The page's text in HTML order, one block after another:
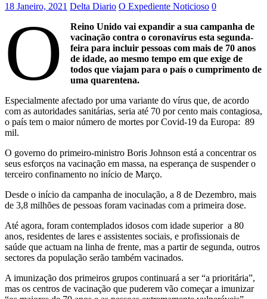
18 Janeiro, 2021 Delta Diario O Expediente Noticioso 0
O
Reino Unido vai expandir a sua campanha de
vacinação contra o coronavírus esta segunda-
feira para incluir pessoas com mais de 70 anos
de idade, ao mesmo tempo em que exige de
todos que viajam para o país o cumprimento de
uma quarentena.
Especialmente afectado por uma variante do vírus que, de acordo
com as autoridades sanitárias, seria até 70 por cento mais contagiosa,
o país tem o maior número de mortes por Covid-19 da Europa: 89
mil.
O governo do primeiro-ministro Boris Johnson está a concentrar os
seus esforços na vacinação em massa, na esperança de suspender o
terceiro confinamento no início de Março.
Desde o início da campanha de inoculação, a 8 de Dezembro, mais
de 3,8 milhões de pessoas foram vacinadas com a primeira dose.
Até agora, foram contemplados idosos com idade superior a 80
anos, residentes de lares e assistentes sociais, e profissionais de
saúde que actuam na linha de frente, mas a partir de segunda, outros
sectores da população serão também vacinados.
A imunização dos primeiros grupos continuará a ser “a prioritária”,
mas os centros de vacinação que puderem vão começar a imunizar